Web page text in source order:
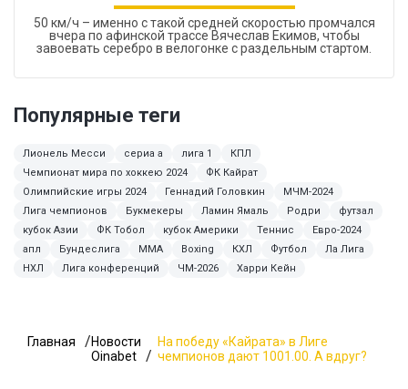
50 км/ч – именно с такой средней скоростью промчался
вчера по афинской трассе Вячеслав Екимов, чтобы
завоевать серебро в велогонке с раздельным стартом.
Популярные теги
Лионель Месси сериа а лига 1
КПЛ
Чемпионат мира по хоккею 2024
ФК Кайрат
Олимпийские игры 2024
Геннадий Головкин
МЧМ-2024
Лига чемпионов
Букмекеры Ламин Ямаль Родри
футзал
кубок Азии
ФК Тобол кубок Америки Теннис
Евро-2024
апл
Бундеслига MMA Boxing КХЛ Футбол
Ла Лига
НХЛ
Лига конференций ЧМ-2026 Харри Кейн
Главная
Новости
Oinabet
На победу «Кайрата» в Лиге
чемпионов дают 1001.00. А вдруг?